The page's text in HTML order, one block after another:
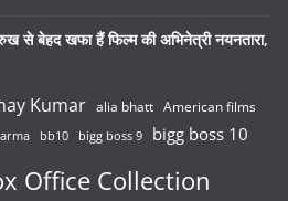
से बेहद खफा हैं फिल्म की अभिनेत्री नयनतारा,
Kumar alia bhatt American films
bb10 bigg boss 9 bigg boss 10
Office Collection